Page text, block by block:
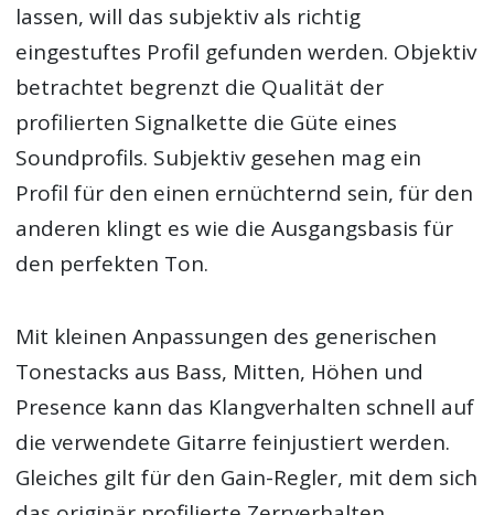
lassen, will das subjektiv als richtig
eingestuftes Profil gefunden werden. Objektiv
betrachtet begrenzt die Qualität der
profilierten Signalkette die Güte eines
Soundprofils. Subjektiv gesehen mag ein
Profil für den einen ernüchternd sein, für den
anderen klingt es wie die Ausgangsbasis für
den perfekten Ton.
Mit kleinen Anpassungen des generischen
Tonestacks aus Bass, Mitten, Höhen und
Presence kann das Klangverhalten schnell auf
die verwendete Gitarre feinjustiert werden.
Gleiches gilt für den Gain-Regler, mit dem sich